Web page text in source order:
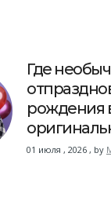
Где
рождения
01 июля , 2026, by